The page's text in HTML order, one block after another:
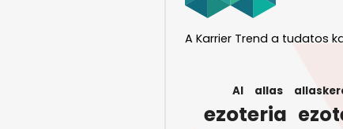
A Karrier Trend a tudatos
AI allas
ezoteria